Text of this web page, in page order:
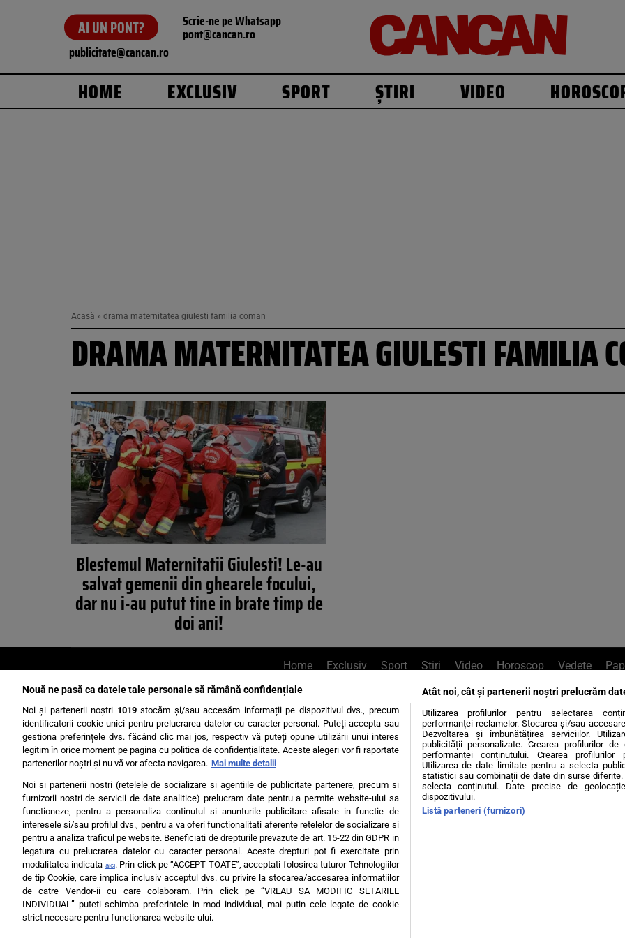
AI UN PONT? Scrie-ne pe Whatsapp
pont@cancan.ro
publicitate@cancan.ro
HOME EXCLUSIV SPORT ȘTIRI VIDEO
Acasă » drama maternitatea giulesti familia coman
DRAMA MATERNITATEA GIULESTI FAMILIA
Blestemul Maternitatii Giulesti! Le-au
salvat gemenii din ghearele focului,
dar nu i-au putut tine in brate timp de
doi ani!
Home Exclusiv Sport Știri Video Horoscop Vedete
AI UN PONT? Scrie-ne pe Whatsapp, sună la 0741226226 sau
Știri interne Știri externe Politică
Ultimele stiri Diete Insula Iubirii Dictionar de vise LIFE STYLE
Echipa editorială Termeni si condiții Politica de confidențialitate
Nouă ne pasă ca datele tale personale să rămână confidențiale
Noi și partenerii noștri 1019stocăm și/sau accesăm informații pe dispozitivul dvs., precum
identificatorii cookie unici pentru prelucrarea datelor cu caracter personal. Puteți accepta sau
gestiona preferințele dvs. făcând clic mai jos, respectiv vă puteți opune utilizării unui interes
legitim în orice moment pe pagina cu politica de confidențialitate. Aceste alegeri vor fi raportate
partenerilor noștri și nu vă vor afecta navigarea. Mai multe detalii
Noi si partenerii nostri (retelele de socializare si agentiile de publicitate partenere, precum si
furnizorii nostri de servicii de date analitice) prelucram date pentru a permite website-ului sa
functioneze, pentru a personaliza continutul si anunturile publicitare afisate in functie de
interesele si/sau profilul dvs., pentru a va oferi functionalitati aferente retelelor de socializare si
pentru a analiza traficul pe website. Beneficiati de drepturile prevazute de art. 15-22 din GDPR in
legatura cu prelucrarea datelor cu caracter personal. Aceste drepturi pot fi exercitate prin
modalitatea indicata aici. Prin click pe “ACCEPT TOATE”, acceptati folosirea tuturor Tehnologiilor
de tip Cookie, care implica inclusiv acceptul dvs. cu privire la stocarea/accesarea informatiilor
de catre Vendor-ii cu care colaboram. Prin click pe “VREAU SA MODIFIC SETARILE
INDIVIDUAL” puteti schimba preferintele in mod individual, mai putin cele legate de cookie
strict necesare pentru functionarea website-ului.
Atât noi, cât și partenerii noștri prelucrăm
Utilizarea profilurilor pentru selectarea
performanței reclamelor. Stocarea și/sau
Dezvoltarea și îmbunătățirea serviciilor.
publicității personalizate. Crearea profilurilor de
performanței conținutului. Crearea profilurilor
Utilizarea de date limitate pentru a selecta
statistici sau combinații de date din surse
selecta conținutul. Date precise de
dispozitivului.
Listă parteneri (furnizori)